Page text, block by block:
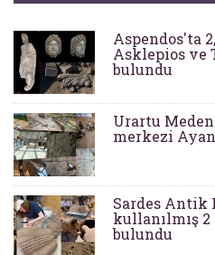
Aspendos'ta
Asklepios ve
bulundu
Urartu
merkezi
Sardes Antik
kullanılmış
bulundu